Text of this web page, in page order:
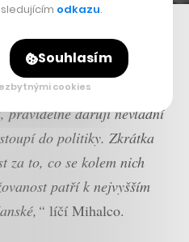
že demokracie není jen o
k volbám, ale také o tom,
pravidelně darují nevládní
do politiky. Zkrátka
za to, co se kolem nich
patří k nejvyšším
líčí Mihalco.
odkazu.
Souhlasím
cookies